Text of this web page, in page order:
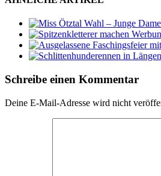
Schreibe einen Kommentar
Deine E-Mail-Adresse wird nicht